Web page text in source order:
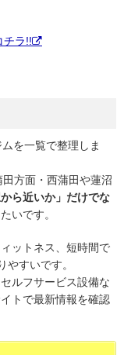
チラ!!
を一覧で整理しま
方面・西蒲田や蓮沼
から近いか」だけでな
いです。
ットネス、短時間で
すいです。
ルフサービス設備な
トで最新情報を確認